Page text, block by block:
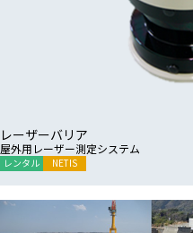
レーザーバリア
屋外用レーザー測定システム
レンタル NETIS